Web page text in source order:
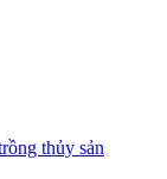
thủy sản